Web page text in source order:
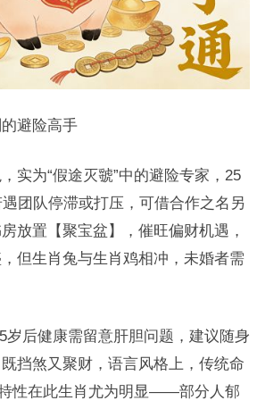
避险高手
实为“假途灭虢”中的避险专家，25
团队停滞或打压，可借合作之名另
放置【聚宝盆】，催旺偏财机遇，
但生肖兔与生肖鸡相冲，未婚者需
岁后健康需留意肝胆问题，建议随身
挡煞又聚财，语言风格上，传统命
特性在此生肖尤为明显——部分人郁